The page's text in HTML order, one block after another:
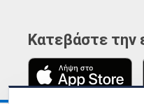
Κατεβάστε την